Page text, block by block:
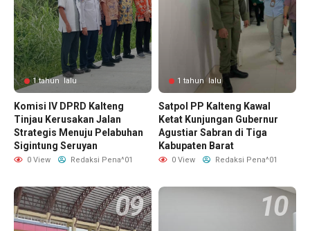
1 tahun lalu
Komisi IV DPRD Kalteng
Tinjau Kerusakan Jalan
Strategis Menuju Pelabuhan
Sigintung Seruyan
0 View Redaksi Pena^01
1 tahun lalu
Satpol PP Kalteng Kawal
Ketat Kunjungan Gubernur
Agustiar Sabran di Tiga
Kabupaten Barat
0 View Redaksi Pena^01